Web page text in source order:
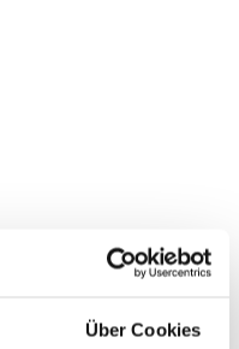
Über Cookies